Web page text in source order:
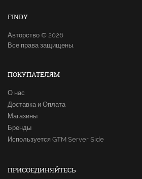
FINDY
Авторство © 2026
Все права защищены.
ПОКУПАТЕЛЯМ
О нас
Доставка и Оплата
Магазины
Бренды
Используется GTM Server Side
ПРИСОЕДИНЯЙТЕСЬ